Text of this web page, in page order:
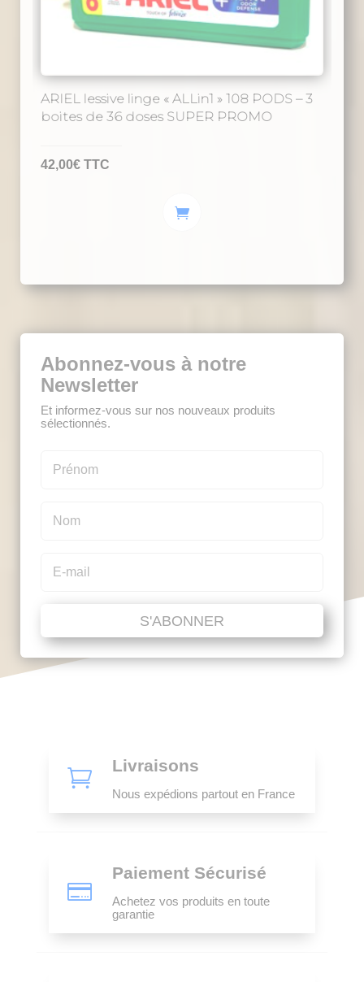
du
produit
ARIEL lessive linge « ALLin1 » 108 PODS – 3
boites de 36 doses SUPER PROMO
42,00€ TTC
Abonnez-vous à notre
Newsletter
Et informez-vous sur nos nouveaux produits
sélectionnés.
S'ABONNER

Livraisons
Nous expédions partout en France

Paiement Sécurisé
Achetez vos produits en toute
garantie